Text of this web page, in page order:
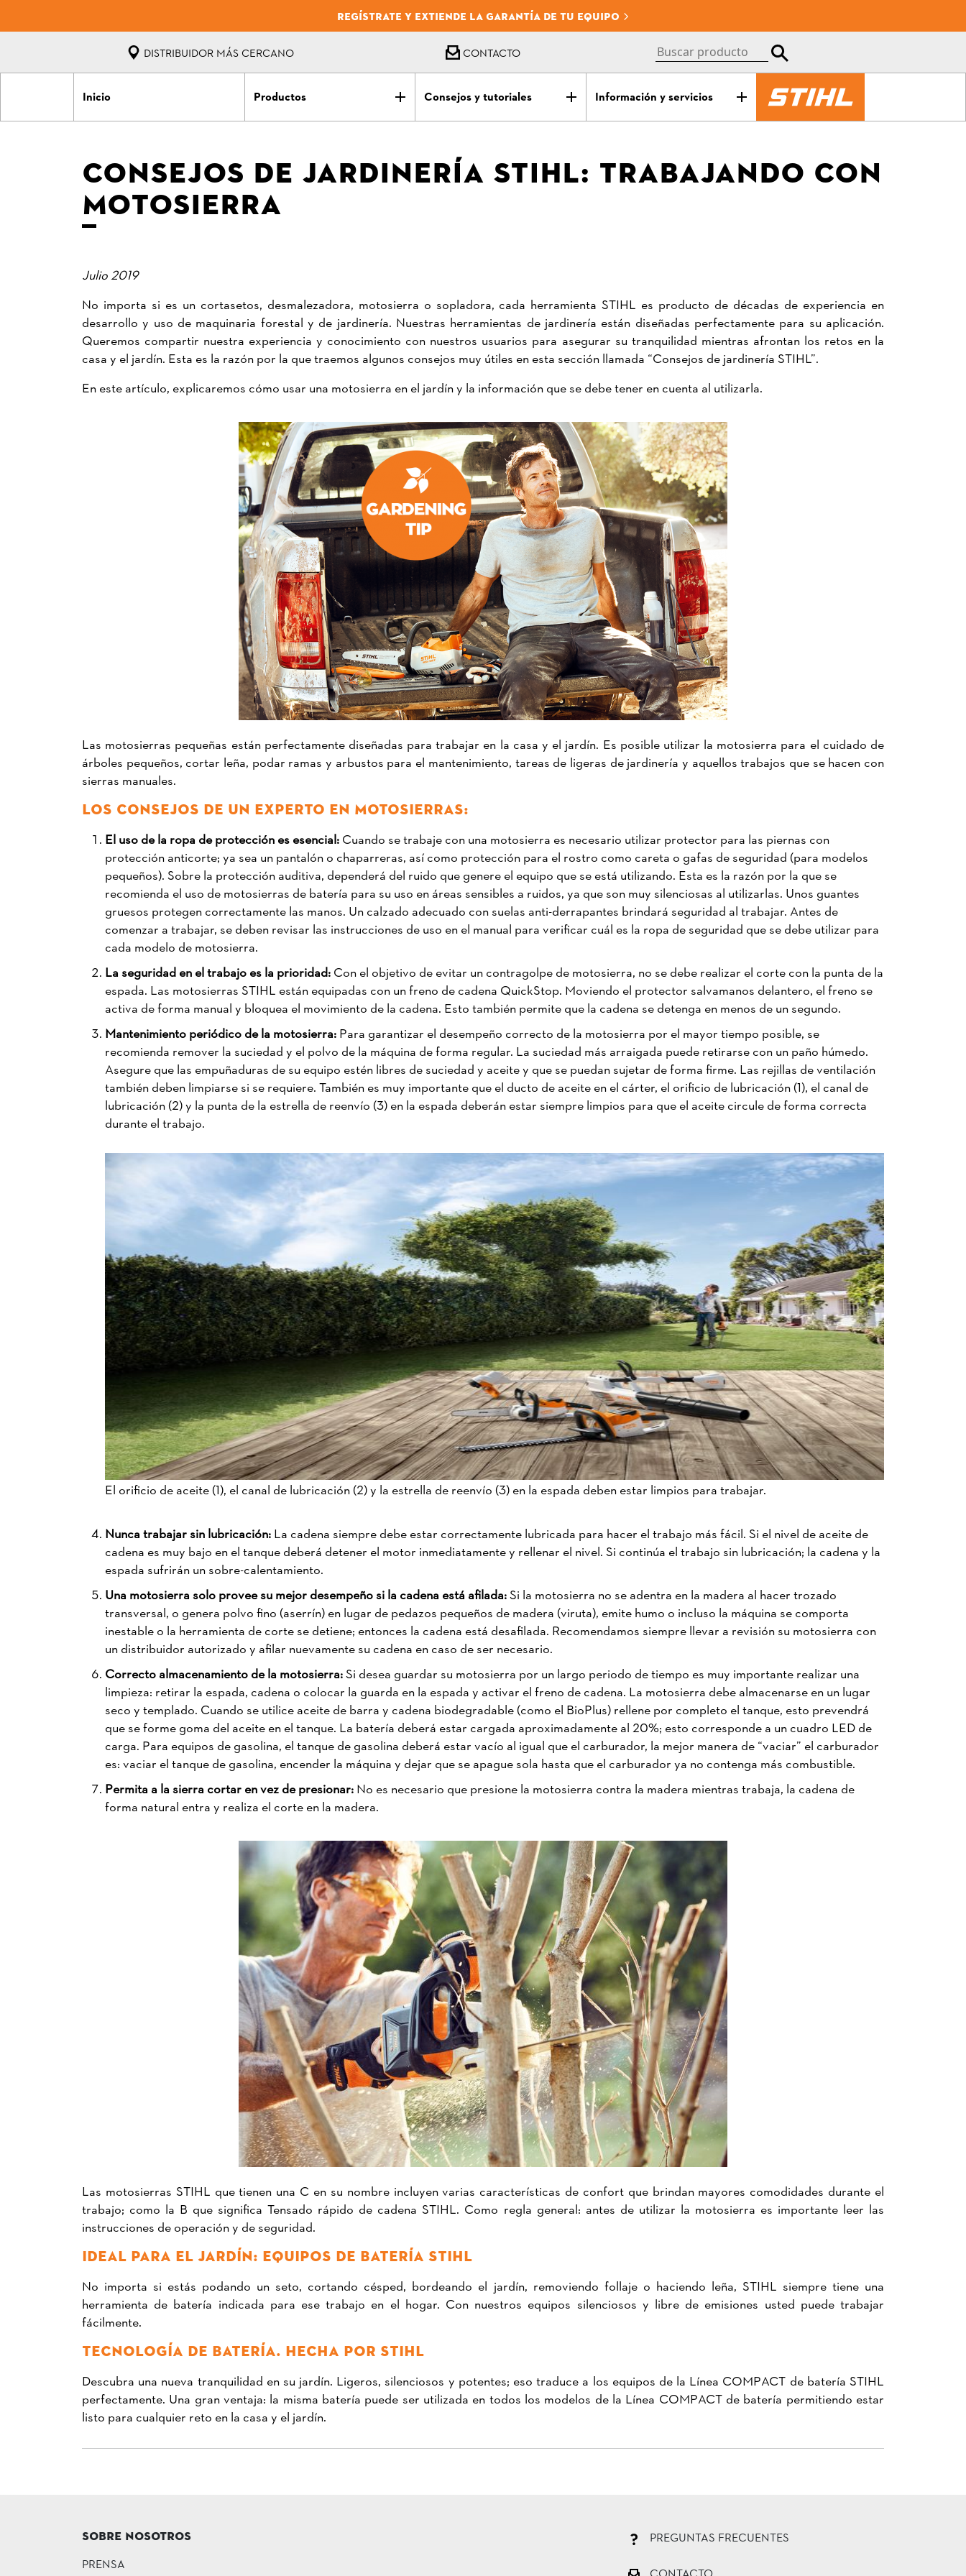
REGÍSTRATE Y EXTIENDE LA GARANTÍA DE TU EQUIPO
DISTRIBUIDOR MÁS CERCANO CONTACTO
Inicio Productos Consejos y tutoriales Información y servicios
CONSEJOS DE JARDINERÍA STIHL: TRABAJANDO CON
MOTOSIERRA
Julio 2019
No importa si es un cortasetos, desmalezadora, motosierra o sopladora, cada herramienta STIHL es producto de décadas de experiencia en
desarrollo y uso de maquinaria forestal y de jardinería. Nuestras herramientas de jardinería están diseñadas perfectamente para su aplicación.
Queremos compartir nuestra experiencia y conocimiento con nuestros usuarios para asegurar su tranquilidad mientras afrontan los retos en la
casa y el jardín. Esta es la razón por la que traemos algunos consejos muy útiles en esta sección llamada “Consejos de jardinería STIHL”.
En este artículo, explicaremos cómo usar una motosierra en el jardín y la información que se debe tener en cuenta al utilizarla.
Las motosierras pequeñas están perfectamente diseñadas para trabajar en la casa y el jardín. Es posible utilizar la motosierra para el cuidado de
árboles pequeños, cortar leña, podar ramas y arbustos para el mantenimiento, tareas de ligeras de jardinería y aquellos trabajos que se hacen con
sierras manuales.
LOS CONSEJOS DE UN EXPERTO EN MOTOSIERRAS:
El uso de la ropa de protección es esencial: Cuando se trabaje con una motosierra es necesario utilizar protector para las piernas con
protección anticorte; ya sea un pantalón o chaparreras, así como protección para el rostro como careta o gafas de seguridad (para modelos
pequeños). Sobre la protección auditiva, dependerá del ruido que genere el equipo que se está utilizando. Esta es la razón por la que se
recomienda el uso de motosierras de batería para su uso en áreas sensibles a ruidos, ya que son muy silenciosas al utilizarlas. Unos guantes
gruesos protegen correctamente las manos. Un calzado adecuado con suelas anti-derrapantes brindará seguridad al trabajar. Antes de
comenzar a trabajar, se deben revisar las instrucciones de uso en el manual para verificar cuál es la ropa de seguridad que se debe utilizar para
cada modelo de motosierra.
La seguridad en el trabajo es la prioridad: Con el objetivo de evitar un contragolpe de motosierra, no se debe realizar el corte con la punta de la
espada. Las motosierras STIHL están equipadas con un freno de cadena QuickStop. Moviendo el protector salvamanos delantero, el freno se
activa de forma manual y bloquea el movimiento de la cadena. Esto también permite que la cadena se detenga en menos de un segundo.
Mantenimiento periódico de la motosierra: Para garantizar el desempeño correcto de la motosierra por el mayor tiempo posible, se
recomienda remover la suciedad y el polvo de la máquina de forma regular. La suciedad más arraigada puede retirarse con un paño húmedo.
Asegure que las empuñaduras de su equipo estén libres de suciedad y aceite y que se puedan sujetar de forma firme. Las rejillas de ventilación
también deben limpiarse si se requiere. También es muy importante que el ducto de aceite en el cárter, el orificio de lubricación (1), el canal de
lubricación (2) y la punta de la estrella de reenvío (3) en la espada deberán estar siempre limpios para que el aceite circule de forma correcta
durante el trabajo.
El orificio de aceite (1), el canal de lubricación (2) y la estrella de reenvío (3) en la espada deben estar limpios para trabajar.
Nunca trabajar sin lubricación: La cadena siempre debe estar correctamente lubricada para hacer el trabajo más fácil. Si el nivel de aceite de
cadena es muy bajo en el tanque deberá detener el motor inmediatamente y rellenar el nivel. Si continúa el trabajo sin lubricación; la cadena y la
espada sufrirán un sobre-calentamiento.
Una motosierra solo provee su mejor desempeño si la cadena está afilada:Si la motosierra no se adentra en la madera al hacer trozado
transversal, o genera polvo fino (aserrín) en lugar de pedazos pequeños de madera (viruta), emite humo o incluso la máquina se comporta
inestable o la herramienta de corte se detiene; entonces la cadena está desafilada. Recomendamos siempre llevar a revisión su motosierra con
un distribuidor autorizado y afilar nuevamente su cadena en caso de ser necesario.
Correcto almacenamiento de la motosierra:Si desea guardar su motosierra por un largo periodo de tiempo es muy importante realizar una
limpieza: retirar la espada, cadena o colocar la guarda en la espada y activar el freno de cadena. La motosierra debe almacenarse en un lugar
seco y templado. Cuando se utilice aceite de barra y cadena biodegradable (como el BioPlus) rellene por completo el tanque, esto prevendrá
que se forme goma del aceite en el tanque. La batería deberá estar cargada aproximadamente al 20%; esto corresponde a un cuadro LED de
carga. Para equipos de gasolina, el tanque de gasolina deberá estar vacío al igual que el carburador, la mejor manera de “vaciar” el carburador
es: vaciar el tanque de gasolina, encender la máquina y dejar que se apague sola hasta que el carburador ya no contenga más combustible.
Permita a la sierra cortar en vez de presionar: No es necesario que presione la motosierra contra la madera mientras trabaja, la cadena de
forma natural entra y realiza el corte en la madera.
Las motosierras STIHL que tienen una C en su nombre incluyen varias características de confort que brindan mayores comodidades durante el
trabajo; como la B que significa Tensado rápido de cadena STIHL. Como regla general: antes de utilizar la motosierra es importante leer las
instrucciones de operación y de seguridad.
IDEAL PARA EL JARDÍN: EQUIPOS DE BATERÍA STIHL
No importa si estás podando un seto, cortando césped, bordeando el jardín, removiendo follaje o haciendo leña, STIHL siempre tiene una
herramienta de batería indicada para ese trabajo en el hogar. Con nuestros equipos silenciosos y libre de emisiones usted puede trabajar
fácilmente.
TECNOLOGÍA DE BATERÍA. HECHA POR STIHL
Descubra una nueva tranquilidad en su jardín. Ligeros, silenciosos y potentes; eso traduce a los equipos de la Línea COMPACT de batería STIHL
perfectamente. Una gran ventaja: la misma batería puede ser utilizada en todos los modelos de la Línea COMPACT de batería permitiendo estar
listo para cualquier reto en la casa y el jardín.
SOBRE NOSOTROS
PRENSA
PREGUNTAS FRECUENTES
CONTACTO